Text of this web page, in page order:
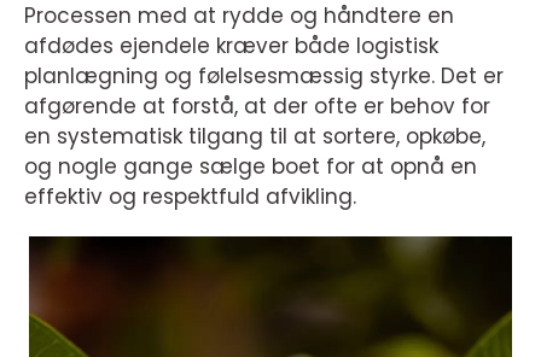
Processen med at rydde og håndtere en
afdødes ejendele kræver både logistisk
planlægning og følelsesmæssig styrke. Det er
afgørende at forstå, at der ofte er behov for
en systematisk tilgang til at sortere, opkøbe,
og nogle gange sælge boet for at opnå en
effektiv og respektfuld afvikling.